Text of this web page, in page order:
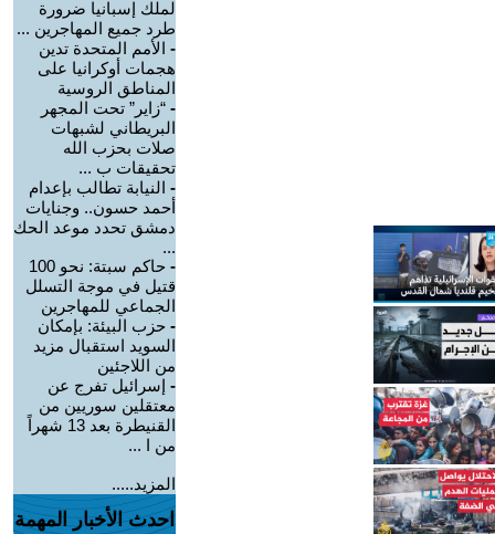
لملك إسبانيا ضرورة
طرد جميع المهاجرين ...
- الأمم المتحدة تدين
هجمات أوكرانيا على
المناطق الروسية
- “زاير” تحت المجهر
البريطاني لشبهات
صلات بحزب الله
تحقيقات ب ...
- النيابة تطالب بإعدام
أحمد حسون.. وجنايات
دمشق تحدد موعد الحك
...
-
حاكم سبتة: نحو 100
قتيل في موجة التسلل
الجماعي للمهاجرين
- حزب البيئة: بإمكان
السويد استقبال مزيد
من اللاجئين
- إسرائيل تفرج عن
معتقلين سوريين من
القنيطرة بعد 13 شهراً
من ا ...
المزيد.....
احدث الأخبار المهمة